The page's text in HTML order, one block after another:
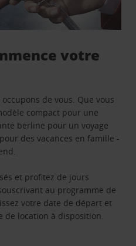
votre
de vous. Que vous
compact pour une
berline pour un voyage
des vacances en famille -
et profitez de jours
au programme de
votre date de départ et
location à disposition.